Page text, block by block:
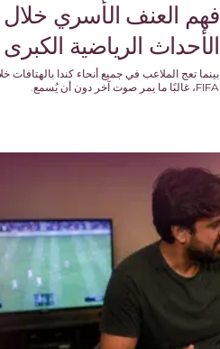
فهم العنف الأسري خلال
الأحداث الرياضية الكبرى
بينما تعج الملاعب في جميع أنحاء كندا بالهتافات
FIFA، غالبًا ما يمر صوت آخر دون أن يُسمع.